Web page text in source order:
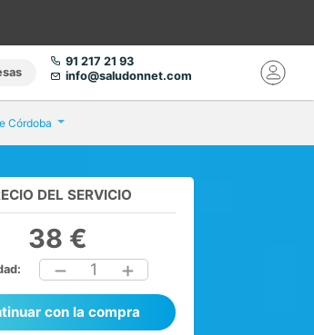
91 217 21 93
info@saludonnet.com
Córdoba
DEL SERVICIO
38 €
1
con la compra